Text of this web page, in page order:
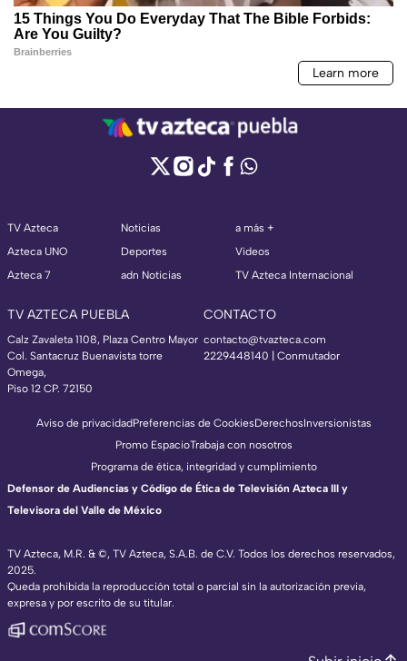
TV Azteca
Azteca UNO
Azteca 7
Noticias
Deportes
adn Noticias
a más +
Videos
TV Azteca Internacional
TV AZTECA PUEBLA
Calz Zavaleta 1108, Plaza Centro Mayor
Col. Santacruz Buenavista torre
Omega,
Piso 12 CP. 72150
CONTACTO
contacto@tvazteca.com
2229448140 | Conmutador
TV Azteca, M.R. & ©, TV Azteca, S.A.B. de C.V. Todos los derechos reservados,
2025.
Queda prohibida la reproducción total o parcial sin la autorización previa,
expresa y por escrito de su titular.
Aviso de privacidadPreferencias de CookiesDerechosInversionistas
Promo EspacioTrabaja con nosotros
Programa de ética, integridad y cumplimiento
Defensor de Audiencias y Código de Ética de Televisión Azteca III y
Televisora del Valle de México